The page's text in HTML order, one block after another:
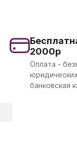
2000р
Оплата -
банковская